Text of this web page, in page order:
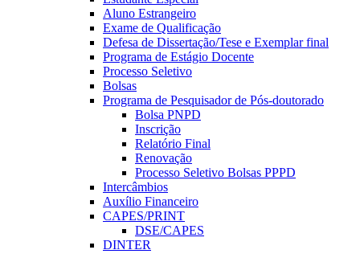
Aluno Estrangeiro
Exame de Qualificação
Defesa de Dissertação/Tese e Exemplar final
Programa de Estágio Docente
Processo Seletivo
Bolsas
Programa de Pesquisador de Pós-doutorado
Bolsa PNPD
Inscrição
Relatório Final
Renovação
Processo Seletivo Bolsas PPPD
Intercâmbios
Auxílio Financeiro
CAPES/PRINT
DSE/CAPES
DINTER